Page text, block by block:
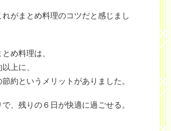
がまとめ料理のコツだと感じまし
め料理は、
上に、
約というメリットがありました。
、残りの６日が快適に過ごせる。